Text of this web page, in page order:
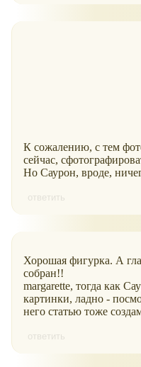
К сожалению, с тем
сейчас,
Но Саурон, вроде,
ответить
Хорошая фигурка. А
собран!!
margarette, тогда как
картинки, ладно -
него статью тоже
ответить